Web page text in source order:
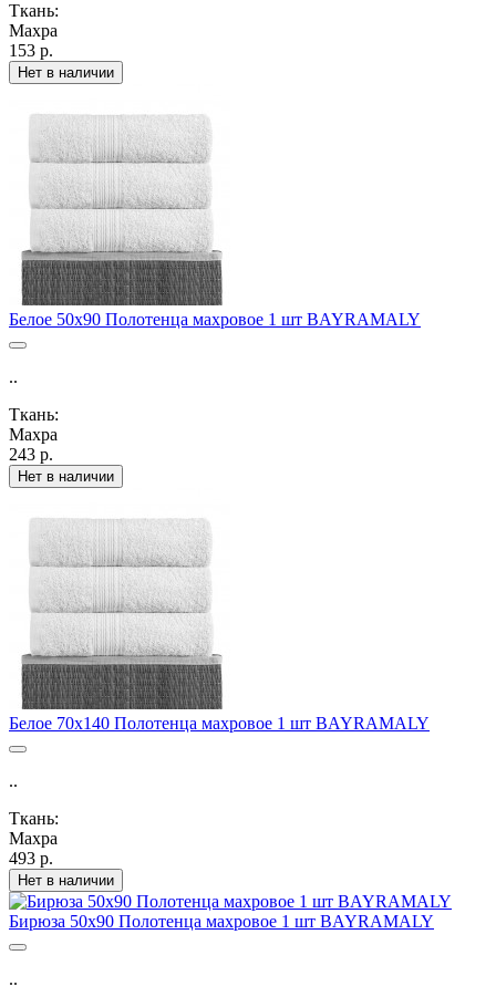
Ткань:
Махра
153 р.
Нет в наличии
Белое 50х90 Полотенца махровое 1 шт BAYRAMALY
..
Ткань:
Махра
243 р.
Нет в наличии
Белое 70х140 Полотенца махровое 1 шт BAYRAMALY
..
Ткань:
Махра
493 р.
Нет в наличии
Бирюза 50х90 Полотенца махровое 1 шт BAYRAMALY
..